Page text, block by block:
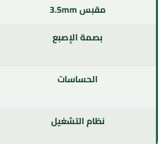
مقبس 3.5mm
بصمة الإصبع
الحساسات
نظام التشغيل